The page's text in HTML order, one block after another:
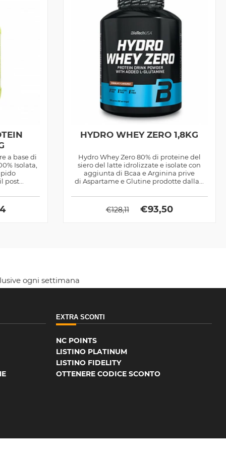
a base di
Isolata,
HYDRO WHEY ZERO 1,8KG
Hydro Whey Zero 80% di proteine del
siero del latte idrolizzate e isolate con
aggiunta di Bcaa e Arginina prive
di Aspartame e Glutine prodotte dalla...
€128,11 €93,50
ogni settimana
EXTRA SCONTI
NC POINTS
LISTINO PLATINUM
LISTINO FIDELITY
OTTENERE CODICE SCONTO